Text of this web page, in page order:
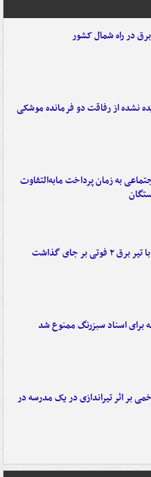
در راه شمال کشور
نشده از رفاقت دو فرمانده‌ موشکی
به زمان پرداخت مابه‌التفاوت
بر جای گذاشت
برای اسناد سبزرنگ ممنوع شد
بر اثر تیراندازی در یک مدرسه در